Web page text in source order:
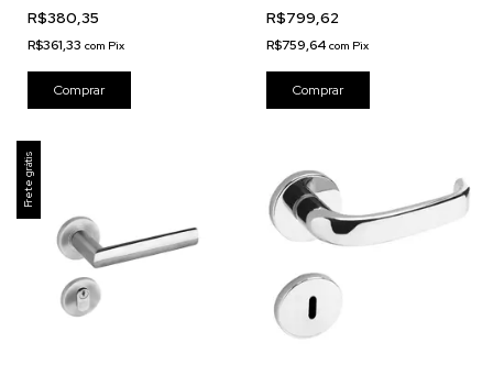
R$380,35
R$361,33 com Pix
R$799,62
R$759,64 com Pix
Frete grátis